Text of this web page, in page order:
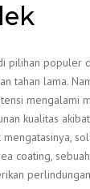
pilihan populer
tahan lama.
mengalami
kualitas
coating,